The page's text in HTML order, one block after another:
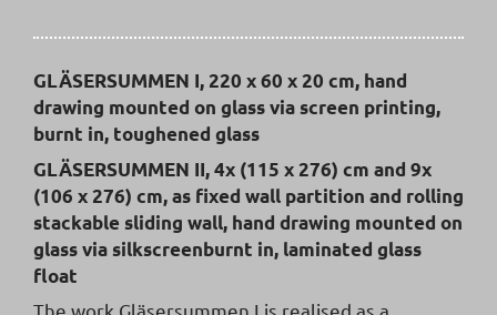
GLÄSERSUMMEN I, 220 x 60 x 20 cm, hand
drawing mounted on glass via screen printing,
burnt in, toughened glass
GLÄSERSUMMEN II, 4x (115 x 276) cm and 9x
(106 x 276) cm, as fixed wall partition and rolling
stackable sliding wall, hand drawing mounted on
glass via silkscreenburnt in, laminated glass
float
The work Gläsersummen I is realised as a